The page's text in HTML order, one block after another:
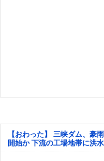
【おわった】 三峡ダム、豪
開始か 下流の工場地帯に洪